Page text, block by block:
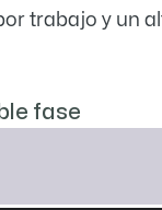
trabajo y un
fase